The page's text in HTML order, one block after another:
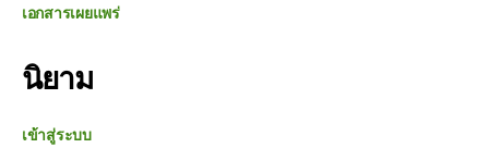
เอกสารเผยแพร่
นิยาม
เข้าสู่ระบบ